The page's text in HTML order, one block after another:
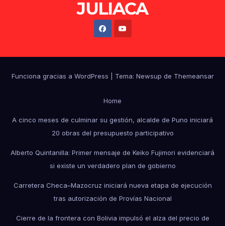
JULIACA
Funciona gracias a WordPress Tema: Newsup de Themeansar
Home
A cinco meses de culminar su gestión, alcalde de Puno iniciará
20 obras del presupuesto participativo
Alberto Quintanilla: Primer mensaje de Keiko Fujimori evidenciará
si existe un verdadero plan de gobierno
Carretera Checa–Mazocruz iniciará nueva etapa de ejecución
tras autorización de Provías Nacional
Cierre de la frontera con Bolivia impulsó el alza del precio de